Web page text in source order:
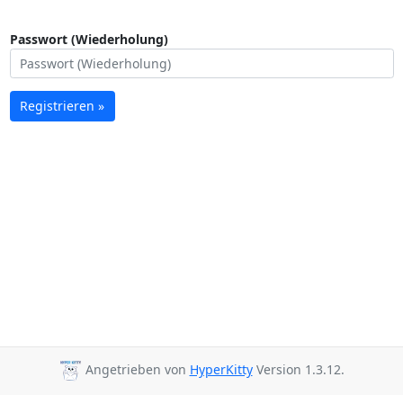
Passwort (Wiederholung)
Registrieren »
Angetrieben von HyperKittyVersion 1.3.12.